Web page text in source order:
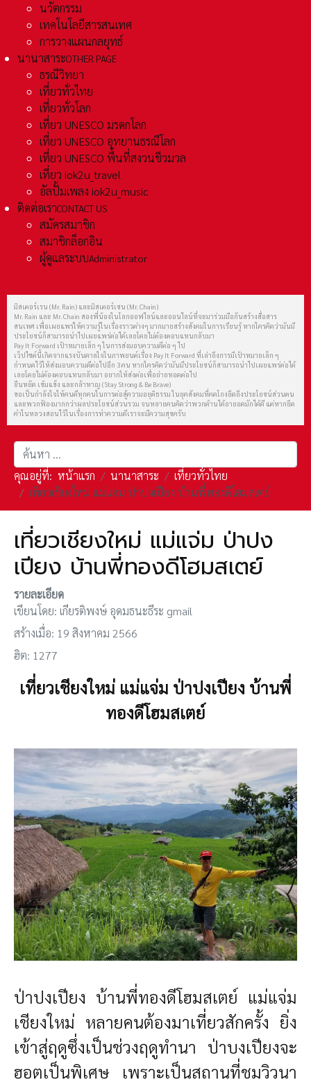
นวัตกรรม
เทคโนโลยีสารสนเทศ
การวางแผนกลยุทธ์
นานาสาระOTHER PAGE
ธรณีวิทยา
เที่ยวทั่วไทย
เที่ยวทั่วโลก
เที่ยว UNESCO มรดกโลก
เที่ยว UNESCO อุทยานธรณีโลก
เที่ยว UNESCO พื้นที่สงวนชีวมวล
เที่ยว iok2u_travel
อัลปั้มเพลง iok2u_music
ติดต่อเราCONTACT US
สมัครสมาชิก
สมาชิกล็อกอิน
ผู้ดูแลระบบAdministrator
มิสเตอร์เรน (Mr. Rain) และมิสเตอร์เชน (Mr. Chain)
Mr. Rain และ Mr. Chain สองพี่น้องในโลกออฟไลน์และออนไลน์ที่จะมาร่วมมือกันสร้างสื่อสาร
สนเทศ เพื่อเผยแพร่ให้ความรู้ในเรื่องราวต่างๆ มากมายสร้างสังคมในการเรียนรู้ หากใครคิดว่ามันมี
ประโยชน์ก็สามารถนำไปเผยแพร่ต่อได้เลยโดยไม่ต้องตอบแทนกลับมา
Pay It Forward เป้าหมายเล็ก ๆ ในการส่งมอบความดีต่อ ๆ ไป
เว็ปไซต์นี้เกิดจากแรงบันดาลใจในภาพยนต์เรื่อง Pay It Forward ที่เล่าถึงการมีเป้าหมายเล็ก ๆ
กำหนดไว้ให้ส่งมอบความดีต่อไปอีก 3 คน หากใครคิดว่ามันมีประโยชน์ก็สามารถนำไปเผยแพร่ต่อได้
เลยโดยไม่ต้องตอบแทนกลับมา อยากให้ส่งต่อเพื่อถ่ายทอดต่อไป
ยืนหยัด เข้มแข็ง และกล้าหาญ (Stay Strong & Be Brave)
ขอเป็นกำลังใจให้คนดีทุกคนในการต่อสู้ความอยุติธรรม ในยุคสังคมที่คดโกงยึดถึงประโยชน์ส่วนตน
และพวกฟ้องมากกว่าผลประโยชน์ส่วนรวม จนหลายคนคิดว่าพวกด้านได้อายอดมักได้ดี แต่หากยึด
คำในหลวงสอนไว้ในเรื่องการทำความดีเราจะมีความสุขครับ
การค้นหา
คุณอยู่ที่: หน้าแรก นานาสาระ
เที่ยวทั่วไทย
เที่ยวเชียงใหม่ แม่แจ่ม ป่าปงเปียง บ้านพี่ทองดีโฮมสเตย์
เที่ยวเชียงใหม่ แม่แจ่ม ป่าปง
เปียง บ้านพี่ทองดีโฮมสเตย์
รายละเอียด
เขียนโดย: เกียรติพงษ์ อุดมธนะธีระ gmail
สร้างเมื่อ: 19 สิงหาคม 2566
ฮิต: 1277
เที่ยวเชียงใหม่ แม่แจ่ม ป่าปงเปียง บ้านพี่
ทองดีโฮมสเตย์
ป่าปงเปียง บ้านพี่ทองดีโฮมสเตย์ แม่แจ่ม
เชียงใหม่ หลายคนต้องมาเที่ยวสักครั้ง ยิ่ง
เข้าสู่ฤดูซึ่งเป็นช่วงฤดูทำนา ป่าบงเปียงจะ
ฮอตเป็นพิเศษ เพราะเป็นสถานที่ชมวิวนา